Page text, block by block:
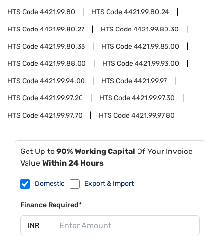
HTS Code4421.99.80 HTS Code4421.99.80.24
HTS Code4421.99.80.27 HTS Code4421.99.80.30
HTS Code4421.99.80.33 HTS Code4421.99.85.00
HTS Code4421.99.88.00 HTS Code4421.99.93.00
HTS Code4421.99.94.00 HTS Code4421.99.97
HTS Code4421.99.97.20 HTS Code4421.99.97.30
HTS Code4421.99.97.70 HTS Code4421.99.97.80
Get Up to 90% Working Capital Of Your Invoice
Value Within 24 Hours
Domestic Export & Import
Finance Required*